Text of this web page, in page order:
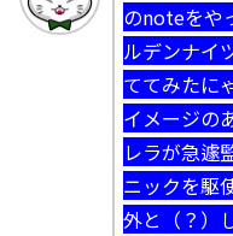
のnoteをや
ルデンナイ
ててみたに
イメージの
レラが急遽
ニックを駆
外と（？）